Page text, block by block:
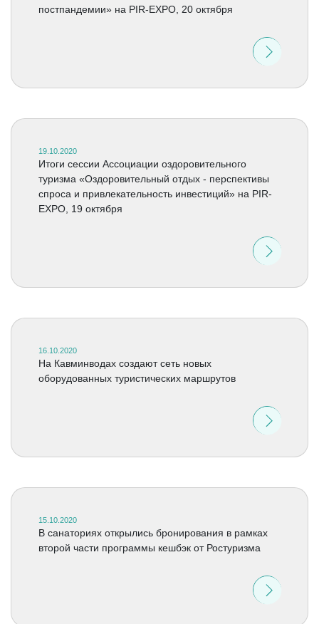
постпандемии» на PIR-EXPO, 20 октября
19.10.2020
Итоги сессии Ассоциации оздоровительного
туризма «Оздоровительный отдых - перспективы
спроса и привлекательность инвестиций» на PIR-
EXPO, 19 октября
16.10.2020
На Кавминводах создают сеть новых
оборудованных туристических маршрутов
15.10.2020
В санаториях открылись бронирования в рамках
второй части программы кешбэк от Ростуризма